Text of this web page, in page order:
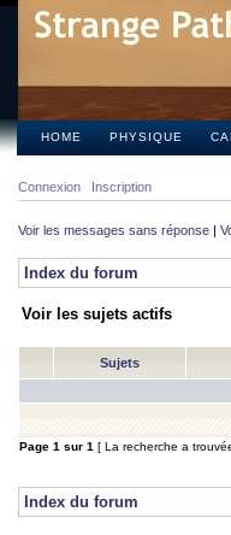
HOME PHYSIQUE
Connexion Inscription
Voir les messages sans réponse |
Index du forum
Voir les sujets actifs
Sujets
Page 1 sur 1 [ La recherche a
Index du forum